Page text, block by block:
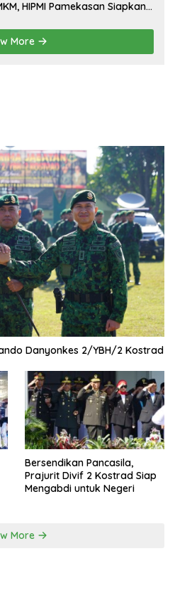
HIPMI Pamekasan Siapkan
Usaha
More
Danyonkes 2/YBH/2 Kostrad
Bersendikan Pancasila,
Prajurit Divif 2 Kostrad Siap
Mengabdi untuk Negeri
More